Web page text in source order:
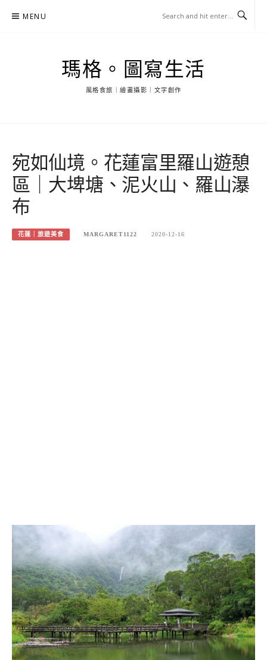
MENU
瑪格。圖寫生活
風格食旅｜繪畫攝影｜文字創作
宛如仙境。花蓮富里羅山遊憩
區｜大埤塘、泥火山、羅山瀑
布
花蓮｜旅遊美食 MARGARET1122 2020-12-16